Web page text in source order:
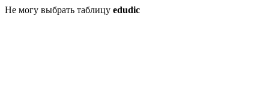
Не могу выбрать таблицу edudic